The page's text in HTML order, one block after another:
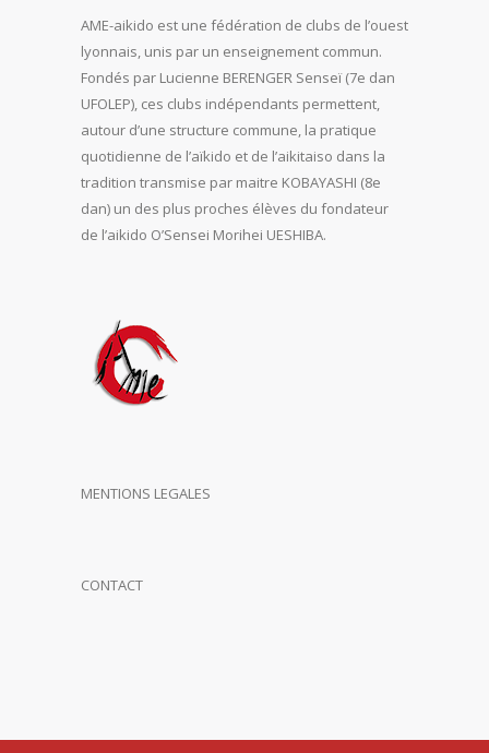
AME-aikido est une fédération de clubs de l’ouest
lyonnais, unis par un enseignement commun.
Fondés par Lucienne BERENGER Senseï (7e dan
UFOLEP), ces clubs indépendants permettent,
autour d’une structure commune, la pratique
quotidienne de l’aïkido et de l’aikitaiso dans la
tradition transmise par maitre KOBAYASHI (8e
dan) un des plus proches élèves du fondateur
de l’aikido O’Sensei Morihei UESHIBA.
MENTIONS LEGALES
CONTACT